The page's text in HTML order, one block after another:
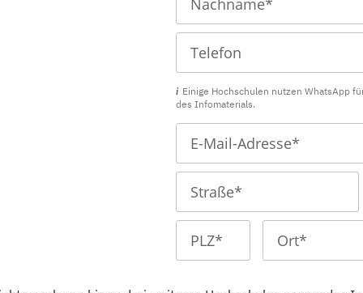
Einige Hochschulen nutzen WhatsApp
des Infomaterials.